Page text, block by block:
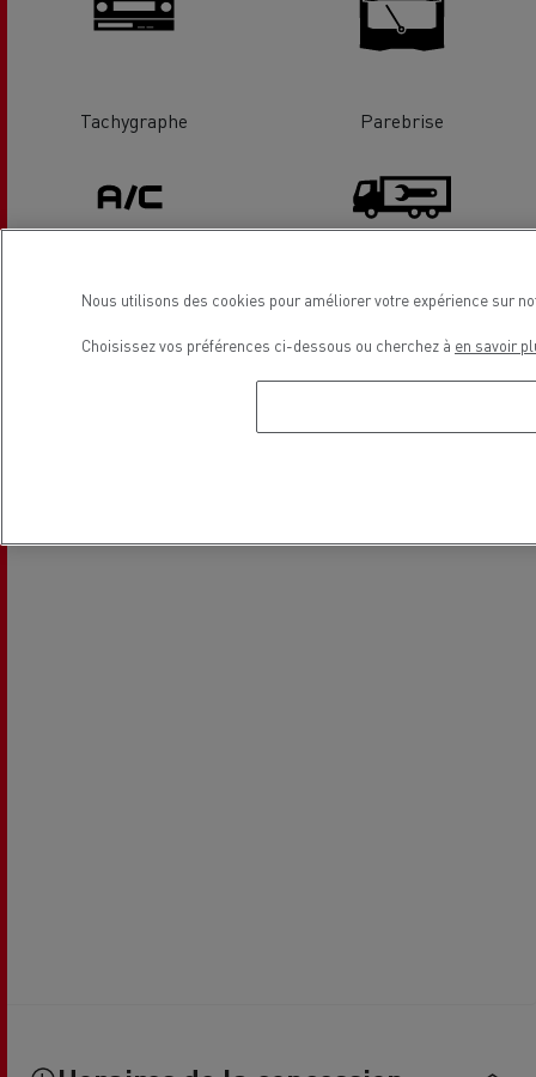
Tachygraphe Parebrise
Climatisation Carrosserie
Nous utilisons des cookies pour améliorer votre expérience sur
Choisissez vos préférences ci-dessous ou cherchez à en savoir